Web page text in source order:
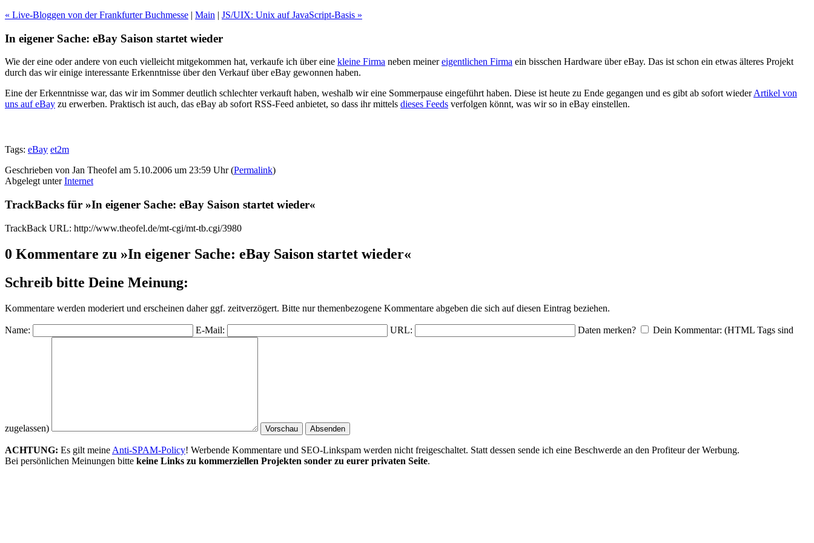
« Live-Bloggen von der Frankfurter Buchmesse | Main | JS/UIX: Unix auf JavaScript-Basis »
In eigener Sache: eBay Saison startet wieder
Wie der eine oder andere von euch vielleicht mitgekommen hat, verkaufe ich über eine kleine Firma neben meinereigentlichen Firma ein bisschen Hardware über eBay. Das ist schon ein etwas älteres Projekt
durch das wir einige interessante Erkenntnisse über den Verkauf über eBay gewonnen haben.
Eine der Erkenntnisse war, das wir im Sommer deutlich schlechter verkauft haben, weshalb wir eine Sommerpause eingeführt haben. Diese ist heute zu Ende gegangen und es gibt ab sofort wiederArtikel von
uns auf eBay zu erwerben. Praktisch ist auch, das eBay ab sofort RSS-Feed anbietet, so dass ihr mittels dieses Feeds verfolgen könnt, was wir so in eBay einstellen.
Tags: eBay et2m
Geschrieben von Jan Theofel am 5.10.2006 um 23:59 Uhr (Permalink)
Abgelegt unterInternet
TrackBacks für »In eigener Sache: eBay Saison startet wieder«
TrackBack URL: http://www.theofel.de/mt-cgi/mt-tb.cgi/3980
0 Kommentare zu »In eigener Sache: eBay Saison startet wieder«
Schreib bitte Deine Meinung:
Kommentare werden moderiert und erscheinen daher ggf. zeitverzögert. Bitte nur themenbezogene Kommentare abgeben die sich auf diesen Eintrag beziehen.
Name: E-Mail: URL: Daten merken? Dein Kommentar: (HTML Tags sind
zugelassen)
ACHTUNG: Es gilt meine Anti-SPAM-Policy! Werbende Kommentare und SEO-Linkspam werden nicht freigeschaltet. Statt dessen sende ich eine Beschwerde an den Profiteur der Werbung.
Bei persönlichen Meinungen bitte keine Links zu kommerziellen Projekten sonder zu eurer privaten Seite.